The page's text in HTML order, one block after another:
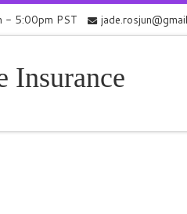
- 5:00pm PST
Insurance